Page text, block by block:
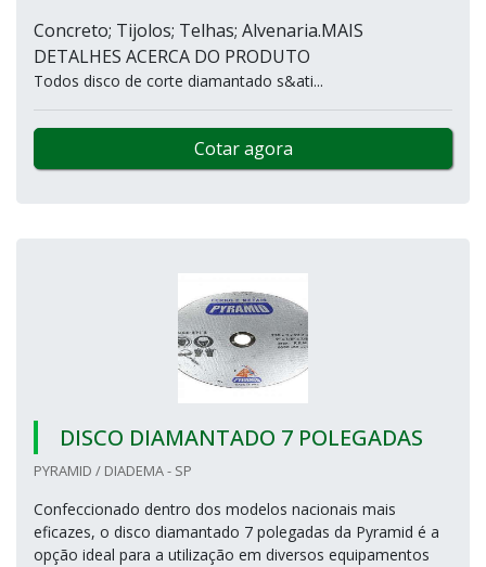
Concreto; Tijolos; Telhas; Alvenaria.MAIS
DETALHES ACERCA DO PRODUTO
Todos disco de corte diamantado s&ati...
Cotar agora
DISCO DIAMANTADO 7 POLEGADAS
PYRAMID / DIADEMA - SP
Confeccionado dentro dos modelos nacionais mais
eficazes, o disco diamantado 7 polegadas da Pyramid é a
opção ideal para a utilização em diversos equipamentos